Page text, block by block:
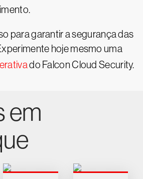
para garantir a segurança das
hoje mesmo uma
do Falcon Cloud Security.
em